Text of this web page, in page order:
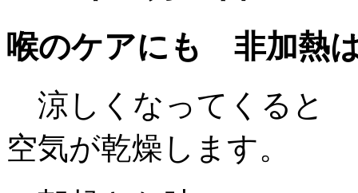
喉のケアにも 非加熱
涼しくなってくると
空気が乾燥します。